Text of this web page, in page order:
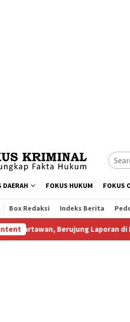
DAERAH FOKUS HUKUM FOKUS
Box Redaksi Indeks Berita
di Mapolda Jambi